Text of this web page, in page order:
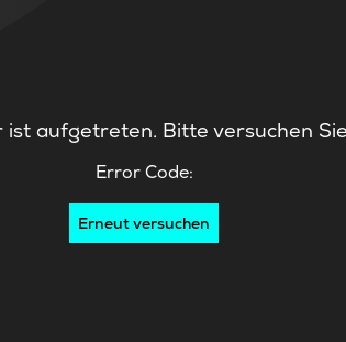
aufgetreten. Bitte versuchen
Error Code:
Erneut versuchen